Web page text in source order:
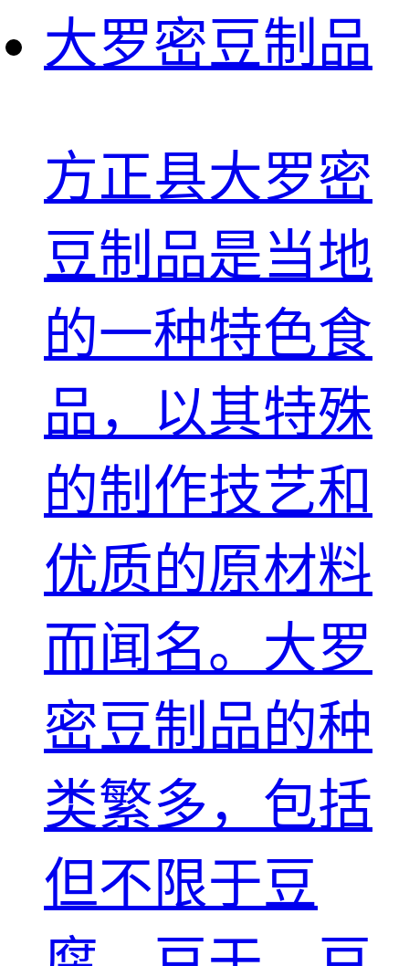
大罗密豆制品
方正县大罗密
豆制品是当地
的一种特色食
品，以其特殊
的制作技艺和
优质的原材料
而闻名。大罗
密豆制品的种
类繁多，包括
但不限于豆